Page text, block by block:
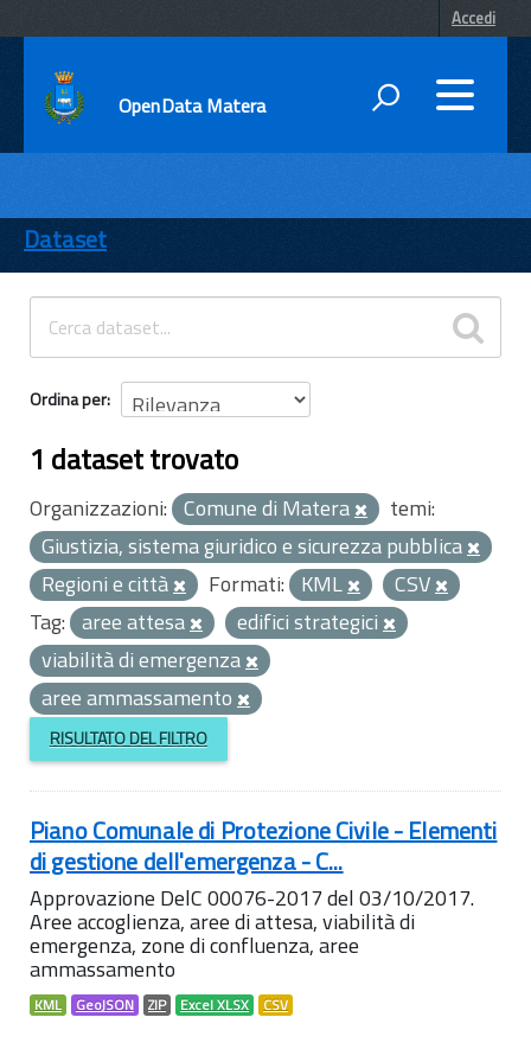
Accedi
OpenData Matera
ENTI
TEMI
INFORMAZIONI
Dataset
Ordina per
1 dataset trovato
Organizzazioni: Comune di Matera
temi:
Giustizia, sistema giuridico e sicurezza pubblica
Regioni e città
Formati: KML
CSV
Tag: aree attesa
edifici strategici
viabilità di emergenza
aree ammassamento
RISULTATO DEL FILTRO
Piano Comunale di Protezione Civile - Elementi
di gestione dell'emergenza - C...
Approvazione DelC 00076-2017 del 03/10/2017.
Aree accoglienza, aree di attesa, viabilità di
emergenza, zone di confluenza, aree
ammassamento
KML GeoJSON ZIP Excel XLSX CSV